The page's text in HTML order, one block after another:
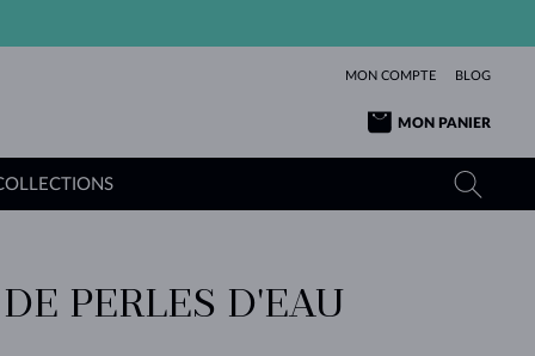
MON COMPTE BLOG
MON PANIER
OR JAUNE
TANZANITES
TOURMALINES
SAPHIRSPERLES D'EAU